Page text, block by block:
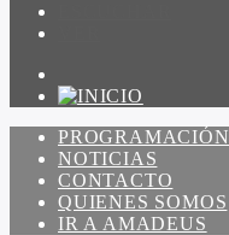
PROGRAMACIÓN
NOTICIAS
CONTACTO
QUIENES SOMOS
IR A AMADEUS